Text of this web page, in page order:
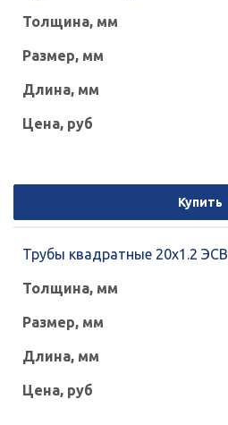
Купить
Трубы квадратные 20х1.2 ЭСВ